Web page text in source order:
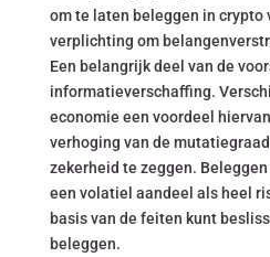
om te laten beleggen in crypto
verplichting om
Een belangrijk deel van de
informatieverschaffing.
economie een voordeel
verhoging van de
zekerheid te zeggen.
een volatiel aandeel als heel
basis van de feiten kunt
beleggen.